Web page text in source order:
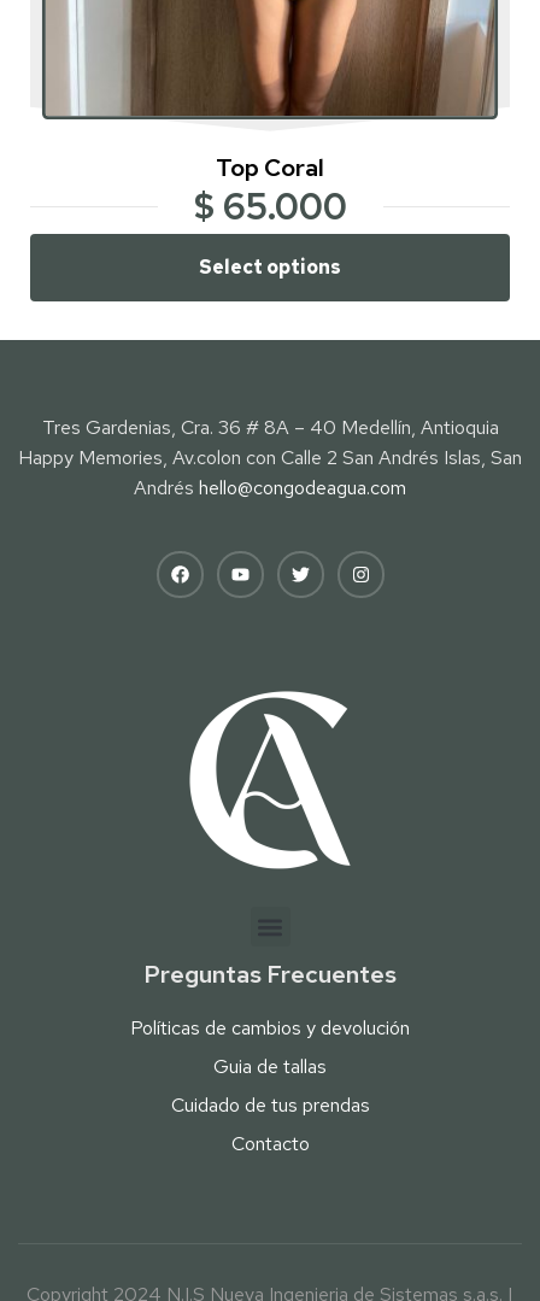
Top Coral
$ 65.000
Select options
Preguntas Frecuentes
Políticas de cambios y devolución
Guia de tallas
Cuidado de tus prendas
Contacto
Tres Gardenias, Cra. 36 # 8A – 40 Medellín, Antioquia
Happy Memories, Av.colon con Calle 2 San Andrés Islas, San
Andrés hello@congodeagua.com
Copyright 2024 N.I.S Nueva Ingenieria de Sistemas s.a.s. |